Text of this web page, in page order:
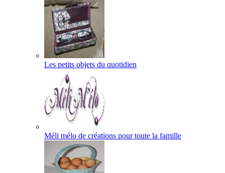
Les petits objets du quotidien
Méli mélo de créations pour toute la famille